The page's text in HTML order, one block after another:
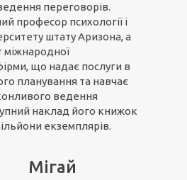
переговорів.
професор психології і
штату Аризона, а
що надає послуги в
планування та навчає
ведення
наклад його книжок
екземплярів.
Мігай